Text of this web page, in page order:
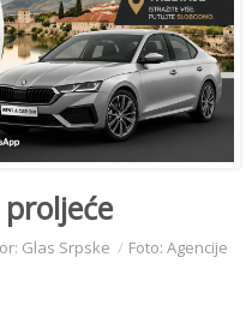
Glas Srpske Foto: Agencije